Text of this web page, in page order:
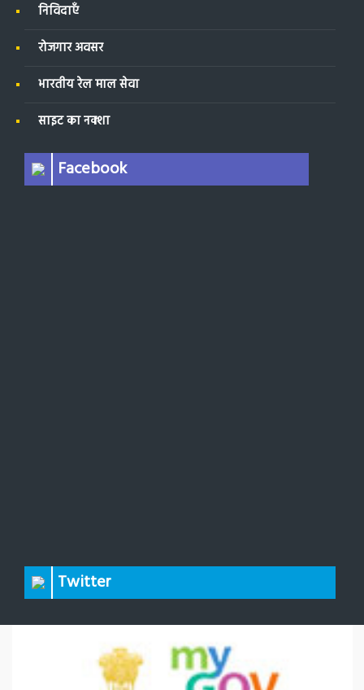
निविदाएँ
रोजगार अवसर
भारतीय रेल माल सेवा
साइट का नक्शा
Facebook
Twitter